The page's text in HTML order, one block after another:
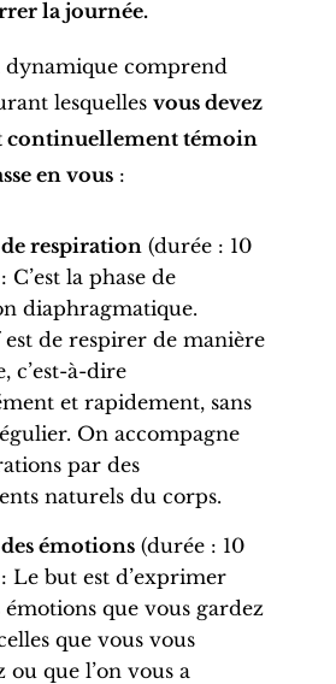
la journée.
comprend
lesquelles vous devez
continuellement témoin
en vous:
de respiration(durée : 10
C’est la phase de
diaphragmatique.
est de respirer de manière
c’est-à-dire
et rapidement, sans
On accompagne
par des
naturels du corps.
émotions(durée : 10
Le but est d’exprimer
émotions que vous gardez
que vous vous
ou que l’on vous a